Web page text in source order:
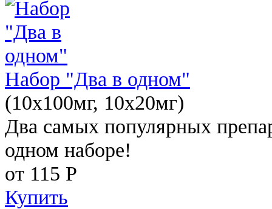
Набор "Два в одном"
(10x100мг, 10x20мг)
Два самых популярных
одном наборе!
от 115 Р
Купить